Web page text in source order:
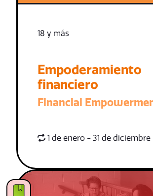
18 y más
Empoderamiento
financiero
Financial
1 de enero - 31 de diciembre